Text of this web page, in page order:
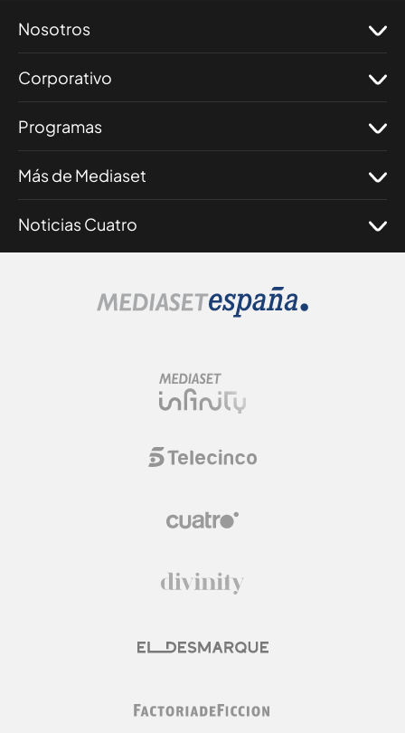
Nosotros
Corporativo
Programas
Más de Mediaset
Noticias Cuatro